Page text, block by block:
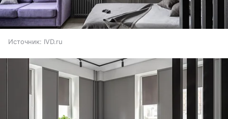
Источник: IVD.ru